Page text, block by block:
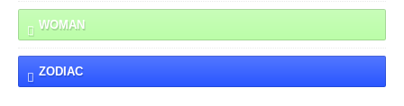
WOMAN
ZODIAC